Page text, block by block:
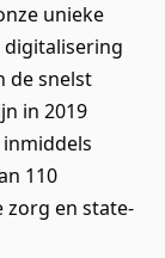
unieke
digitalisering
de snelst
in 2019
110
zorg en state-